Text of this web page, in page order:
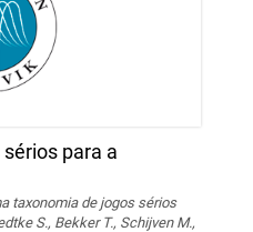
para a
taxonomia de jogos sérios
S., Bekker T., Schijven M.,